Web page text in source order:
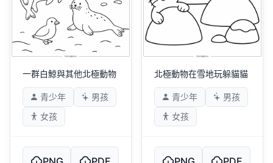
一群白鯨與其他北極動物
青少年
男孩
女孩
北極動物在雪地玩躲貓貓
青少年
男孩
女孩